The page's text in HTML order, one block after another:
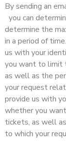
By sending an
you can
determine the
in a period of
us with your
you want to limit
as well as the
your request
provide us with
whether you
tickets, as well
to which your